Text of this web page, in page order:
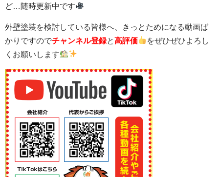
ど…随時更新中です
外壁塗装を検討している皆様へ、きっとためになる動画ば
かりですのでチャンネル登録と高評価
をぜひぜひよろし
くお願いします